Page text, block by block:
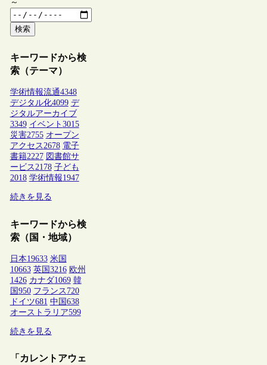
～
検索
キーワードから検
索（テーマ）
学術情報流通4348
デジタル化4099 デ
ジタルアーカイブ
3349 イベント 3015
災害2755 オープン
アクセス2678 電子
書籍2227 図書館サ
ービス2178 子ども
2018 学術情報1947
続きを見る
キーワードから検
索（国・地域）
日本19633 米国
10663 英国 3216 欧州
1426 カナダ1069 韓
国 950 フランス 720
ドイツ681 中国 638
オーストラリア599
続きを見る
「カレントアウェ